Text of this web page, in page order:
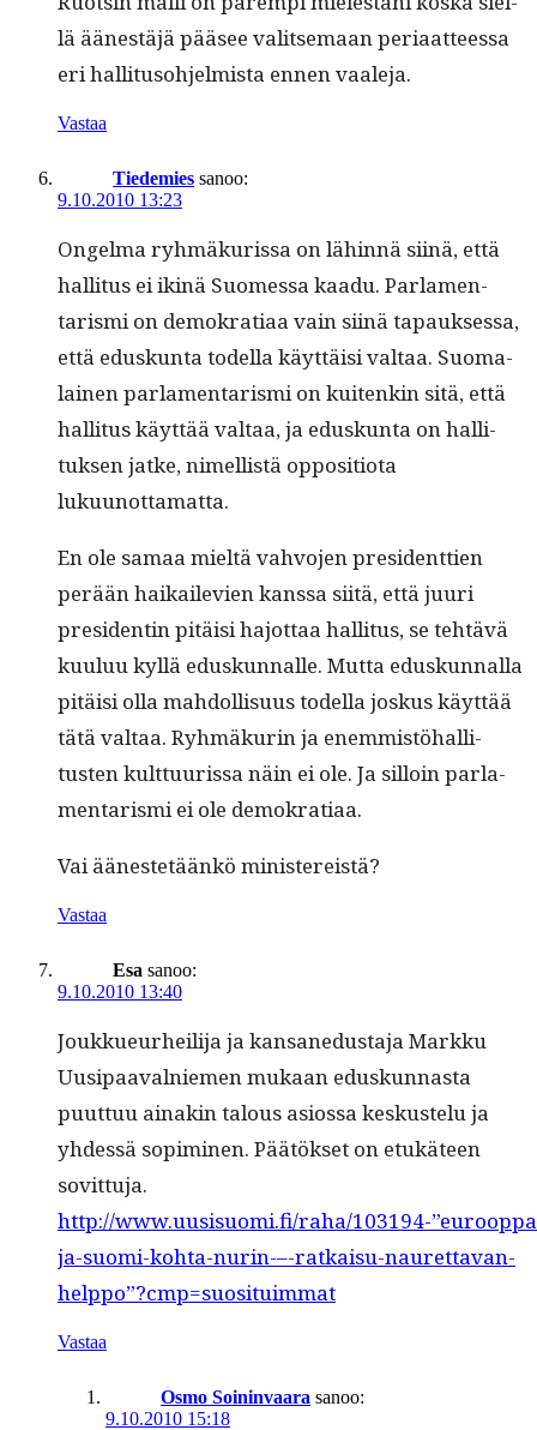
lä äänestäjä pääsee val­it­se­maan peri­aat­teessa
eri hal­li­tu­so­hjelmista ennen vaaleja.
Vastaa
Tiedemies sanoo:
9.10.2010 13:23
Ongel­ma ryh­mäkuris­sa on lähin­nä siinä, että
hal­li­tus ei ikinä Suomes­sa kaadu. Par­la­men­
taris­mi on demokra­ti­aa vain siinä tapauk­ses­sa,
että eduskun­ta todel­la käyt­täisi val­taa. Suo­ma­
lainen par­la­men­taris­mi on kuitenkin sitä, että
hal­li­tus käyt­tää val­taa, ja eduskun­ta on hal­li­
tuk­sen jatke, nimel­listä oppo­si­tio­ta
lukuunottamatta.
En ole samaa mieltä vahvo­jen pres­i­dent­tien
perään haikaile­vien kanssa siitä, että juuri
pres­i­dentin pitäisi hajot­taa hal­li­tus, se tehtävä
kuu­luu kyl­lä eduskun­nalle. Mut­ta eduskun­nal­la
pitäisi olla mah­dol­lisu­us todel­la joskus käyt­tää
tätä val­taa. Ryh­mäkurin ja enem­mistöhal­li­
tusten kult­tuuris­sa näin ei ole. Ja sil­loin par­la­
men­taris­mi ei ole demokratiaa.
Vai äänestetäänkö ministereistä?
Vastaa
Esa sanoo:
9.10.2010 13:40
Joukkueurheil­i­ja ja kansane­dus­ta­ja Markku
Uusi­paaval­niemen mukaan eduskun­nas­ta
puut­tuu ainakin talous asios­sa keskustelu ja
yhdessä sopimi­nen. Päätök­set on etukä­teen
sovittuja.
http://www.uusisuomi.fi/raha/103194-
ja-suomi-kohta-nurin-–-ratkaisu-naurettavan-
helppo”?cmp=suosituimmat
Vastaa
Osmo Soininvaara sanoo:
9.10.2010 15:18